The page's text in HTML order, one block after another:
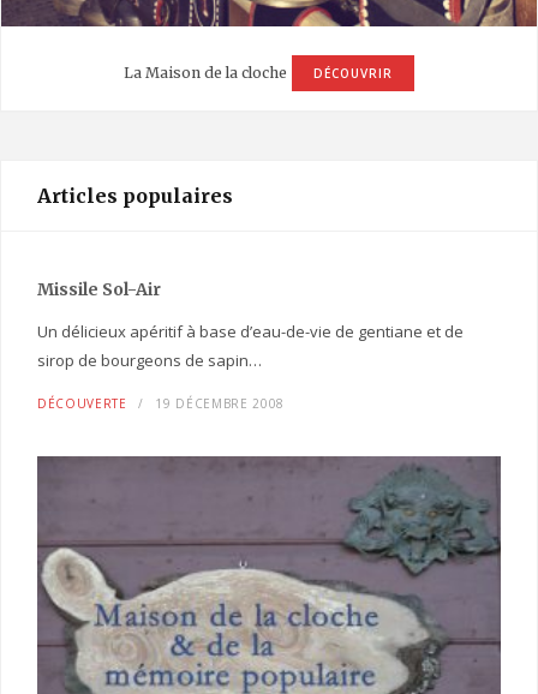
La Maison de la cloche DÉCOUVRIR
Articles populaires
Missile Sol-Air
Un délicieux apéritif à base d’eau-de-vie de gentiane et de
sirop de bourgeons de sapin…
DÉCOUVERTE 19 DÉCEMBRE 2008